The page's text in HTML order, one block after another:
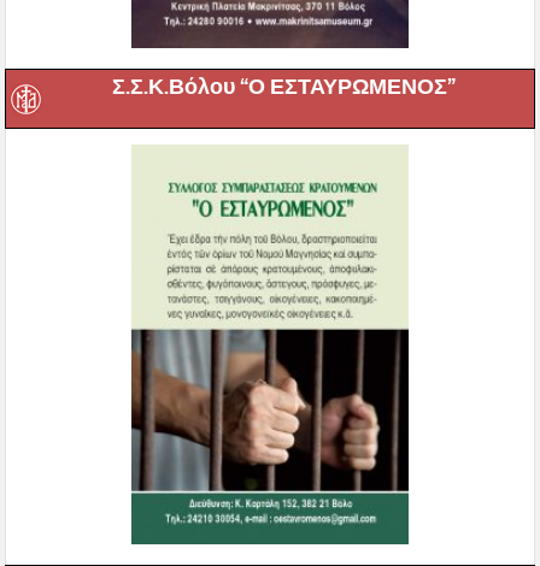
Σ.Σ.Κ.Βόλου “Ο ΕΣΤΑΥΡΩΜΕΝΟΣ”